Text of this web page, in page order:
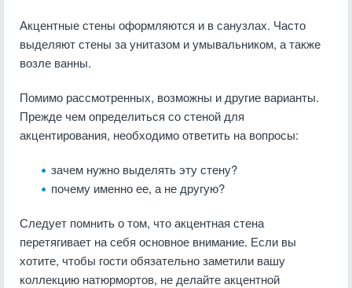
Акцентные стены оформляются и в санузлах. Часто
выделяют стены за унитазом и умывальником, а также
возле ванны.
Помимо рассмотренных, возможны и другие варианты.
Прежде чем определиться со стеной для
акцентирования, необходимо ответить на вопросы:
зачем нужно выделять эту стену?
почему именно ее, а не другую?
Следует помнить о том, что акцентная стена
перетягивает на себя основное внимание. Если вы
хотите, чтобы гости обязательно заметили вашу
коллекцию натюрмортов, не делайте акцентной